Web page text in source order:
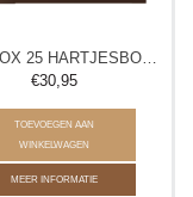
€30,95
TOEVOEGEN AAN
WINKELWAGEN
MEER INFORMATIE